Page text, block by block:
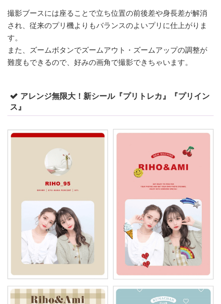
撮影ブースには座ることで立ち位置の前後差や身長差が解消
され、従来のプリ機よりもバランスのよいプリに仕上がりま
す。
また、ズームボタンでズームアウト・ズームアップの調整が
難度もできるので、好みの画角で撮影できちゃいます。
アレンジ無限大！新シール『プリトレカ』『プリイン
ス』